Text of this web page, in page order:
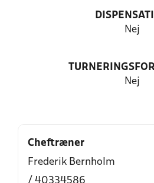
Nej
Nej
Cheftræner
Frederik Bernholm
/ 40334586